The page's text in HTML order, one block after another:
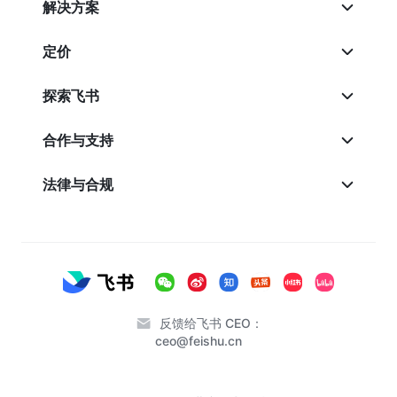
解决方案
定价
探索飞书
合作与支持
法律与合规
反馈给飞书 CEO：
ceo@feishu.cn